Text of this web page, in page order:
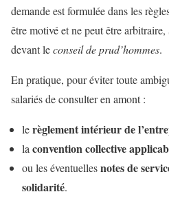
demande est formulée dans les
être motivé et ne peut être
devant leconseil de prud’hommes.
En pratique, pour éviter toute
salariés de consulter en amont :
lerèglement intérieur de
laconvention collective
ou les éventuellesnotes de
solidarité.